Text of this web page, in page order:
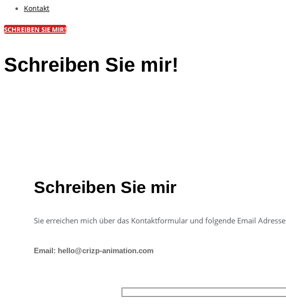
Kontakt
SCHREIBEN SIE MIR!
Schreiben Sie mir!
Schreiben Sie mir
Sie erreichen mich über das Kontaktformular und folgende Email Adresse
Email: hello@crizp-animation.com